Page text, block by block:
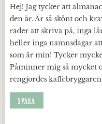
Hej! Jag tycker att
den är. Är så skönt och
rader att skriva på, inga
heller inga namnsdagar
som är min! Tycker
Påminner mig så mycket
rengjordes
SVARA